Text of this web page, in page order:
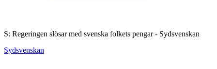
S: Regeringen slösar med svenska folkets pengar - Sydsvenskan
Sydsvenskan